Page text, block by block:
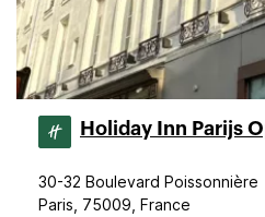
Holiday Inn Parijs
30-32 Boulevard Poissonnière
Paris, 75009, France